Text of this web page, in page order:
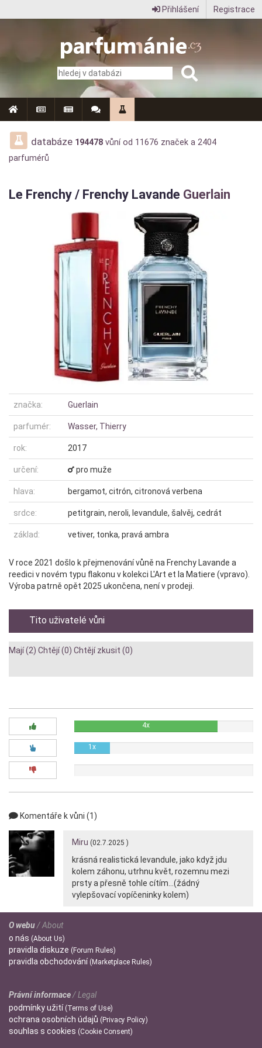
Přihlášení Registrace
Parfumanie.cz
–
vše
o
vůních,
parfémech
a
aromaterapii
databáze 194478 vůní od 11676 značek a 2404
parfumérů
Le Frenchy / Frenchy Lavande Guerlain
značka: Guerlain
parfumér: Wasser, Thierry
rok: 2017
určení: pro muže
hlava: bergamot, citrón, citronová verbena
srdce: petitgrain, neroli, levandule, šalvěj, cedrát
základ: vetiver, tonka, pravá ambra
V roce 2021 došlo k přejmenování vůně na Frenchy Lavande a
reedici v novém typu flakonu v kolekci L'Art et la Matiere (vpravo).
Výroba patrně opět 2025 ukončena, není v prodeji.
Tito uživatelé vůni
Mají (2) Chtějí (0) Chtějí zkusit (0)
4x
1x
Komentáře k vůni (1)
Miru (02.7.2025 )
krásná realistická levandule, jako když jdu
kolem záhonu, utrhnu květ, rozemnu mezi
prsty a přesně tohle cítím...(žádný
vylepšovací vopíčeninky kolem)
O webu/ About
o nás (About Us)
pravidladiskuze (Forum Rules)
pravidlaobchodování (Marketplace Rules)
Právní informace/ Legal
podmínkyužití (Terms of Use)
ochranaosobních údajů (Privacy Policy)
souhlas s cookies (Cookie Consent)